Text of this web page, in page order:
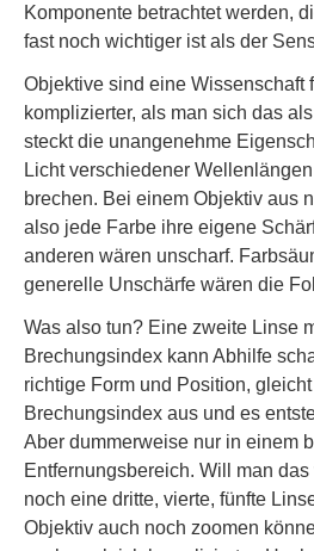
Komponente betrachtet werden,
fast noch wichtiger ist als der
Objektive sind eine Wissenschaft
komplizierter, als man sich das
steckt die unangenehme
Licht verschiedener
brechen. Bei einem Objektiv aus
also jede Farbe ihre eigene
anderen wären unscharf.
generelle Unschärfe wären die
Was also tun? Eine zweite Linse
Brechungsindex kann Abhilfe
richtige Form und Position,
Brechungsindex aus und es
Aber dummerweise nur in einem
Entfernungsbereich. Will man
noch eine dritte, vierte, fünfte
Objektiv auch noch zoomen